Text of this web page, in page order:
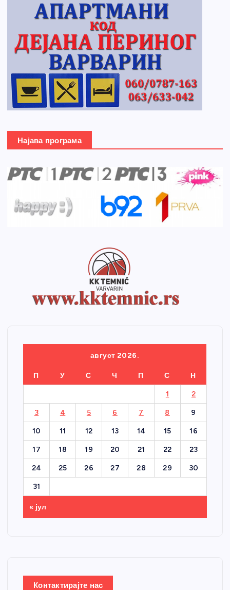
Најава програма
август 2026.
П У С Ч П С Н
1 2
3 4 5 6 7 8 9
10 11 12 13 14 15 16
17 18 19 20 21 22 23
24 25 26 27 28 29 30
31
« јул
Контактирајте нас